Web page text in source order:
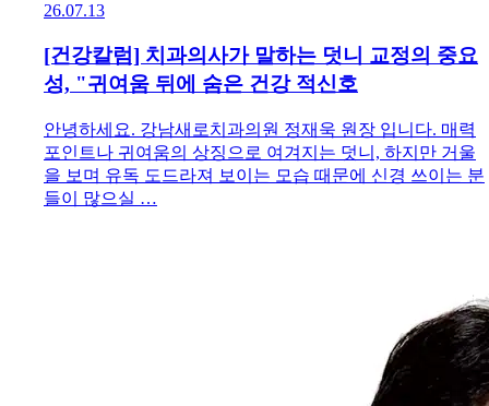
26.07.13
[건강칼럼] 치과의사가 말하는 덧니 교정의 중요
성, "귀여움 뒤에 숨은 건강 적신호
안녕하세요. 강남새로치과의원 정재욱 원장 입니다. 매력
포인트나 귀여움의 상징으로 여겨지는 덧니, 하지만 거울
을 보며 유독 도드라져 보이는 모습 때문에 신경 쓰이는 분
들이 많으실 …